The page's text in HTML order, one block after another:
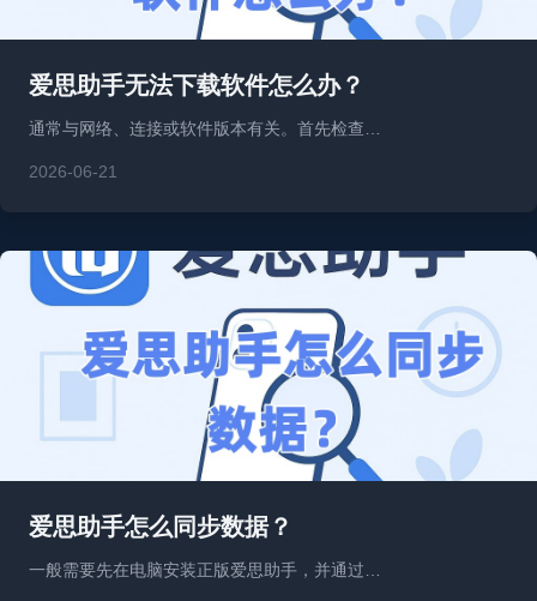
爱思助手无法下载软件怎么办？
通常与网络、连接或软件版本有关。首先检查…
2026-06-21
爱思助手怎么同步数据？
一般需要先在电脑安装正版爱思助手，并通过…